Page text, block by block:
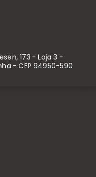
173 - Loja 3 -
- CEP 94950-590